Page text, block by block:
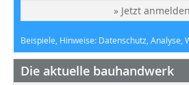
» Jetzt
Beispiele, Hinweise: Datenschutz, Analyse,
Die aktuelle bauhandwerk